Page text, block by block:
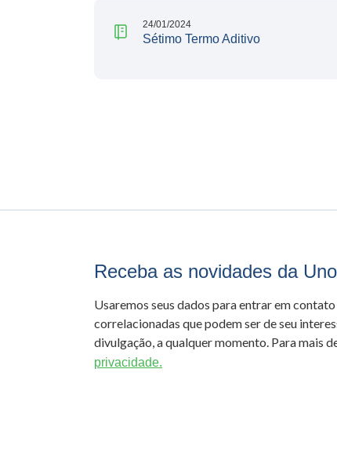
24/01/2024
Sétimo Termo Aditivo
Receba as novidades da
Usaremos seus dados para entrar em
correlacionadas que podem ser de seu
divulgação, a qualquer momento. Para mais
privacidade.